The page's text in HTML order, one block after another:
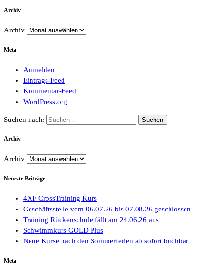
Archiv
Archiv
Meta
Anmelden
Eintrags-Feed
Kommentar-Feed
WordPress.org
Suchen nach:
Archiv
Archiv
Neueste Beiträge
4XF CrossTraining Kurs
Geschäftsstelle vom 06.07.26 bis 07.08.26 geschlossen
Training Rückenschule fällt am 24.06.26 aus
Schwimmkurs GOLD Plus
Neue Kurse nach den Sommerferien ab sofort buchbar
Meta